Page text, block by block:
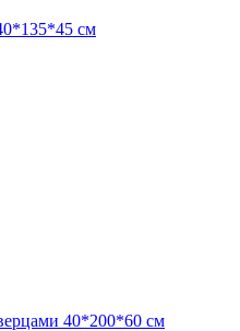
см
40*200*60 см